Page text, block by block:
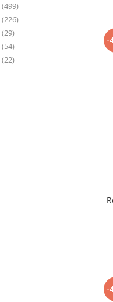
(499)
(226)
(29)
(54)
(22)
-
-